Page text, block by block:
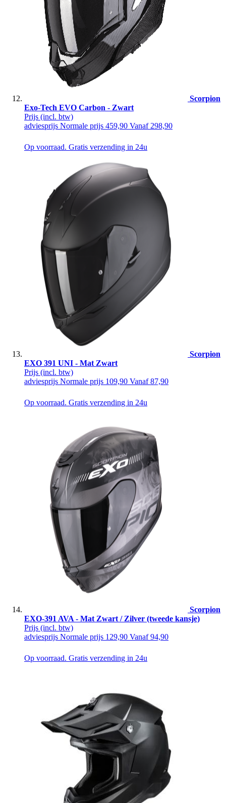
Scorpion
Exo-Tech EVO Carbon - Zwart
Prijs (incl. btw)
adviesprijs Normale prijs 459,90 Vanaf 298,90
Op voorraad. Gratis verzending in 24u
Scorpion
EXO 391 UNI - Mat Zwart
Prijs (incl. btw)
adviesprijs Normale prijs 109,90 Vanaf 87,90
Op voorraad. Gratis verzending in 24u
Scorpion
EXO-391 AVA - Mat Zwart / Zilver (tweede kansje)
Prijs (incl. btw)
adviesprijs Normale prijs 129,90 Vanaf 94,90
Op voorraad. Gratis verzending in 24u